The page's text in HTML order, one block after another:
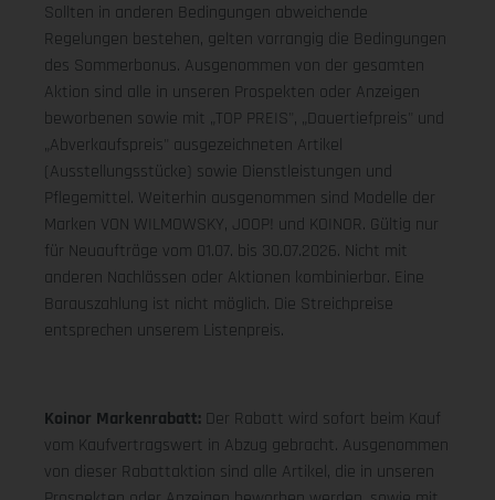
Sollten in anderen Bedingungen abweichende
Regelungen bestehen, gelten vorrangig die Bedingungen
des Sommerbonus. Ausgenommen von der gesamten
Aktion sind alle in unseren Prospekten oder Anzeigen
beworbenen sowie mit „TOP PREIS", „Dauertiefpreis" und
„Abverkaufspreis" ausgezeichneten Artikel
(Ausstellungsstücke) sowie Dienstleistungen und
Pflegemittel. Weiterhin ausgenommen sind Modelle der
Marken VON WILMOWSKY, JOOP! und KOINOR. Gültig nur
für Neuaufträge vom 01.07. bis 30.07.2026. Nicht mit
anderen Nachlässen oder Aktionen kombinierbar. Eine
Barauszahlung ist nicht möglich. Die Streichpreise
entsprechen unserem Listenpreis.
Koinor Markenrabatt: Der Rabatt wird sofort beim Kauf
vom Kaufvertragswert in Abzug gebracht. Ausgenommen
von dieser Rabattaktion sind alle Artikel, die in unseren